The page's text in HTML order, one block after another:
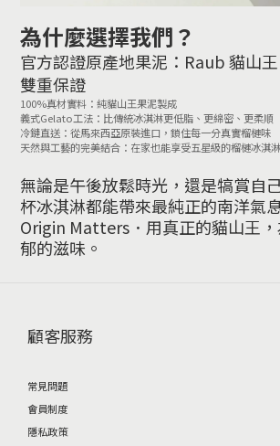
為什麼選擇我們？
官方認證原產地果泥 ：Raub 貓山
雙重保證
100%真材實料：純貓山王果泥製成
義式Gelato工法：比傳統冰淇淋更低脂、更綿密、更柔順
冷鏈直送：從馬來西亞原裝進口，鎖住每一分真實榴槤味
天然與工藝的完美結合：在家也能享受五星級的榴槤冰淇淋
無論是午後放鬆時光，還是犒賞自
杯冰淇淋都能帶來最純正的南洋氣
Origin Matters．用真正的貓山王
郁的滋味。
顧客服務
常見問題
會員制度
隱私政策